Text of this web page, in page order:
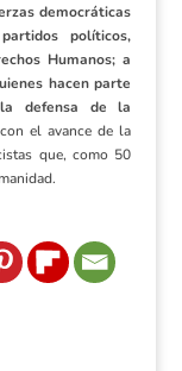
democráticas
políticos,
Humanos; a
hacen parte
defensa de la
el avance de la
que, como 50